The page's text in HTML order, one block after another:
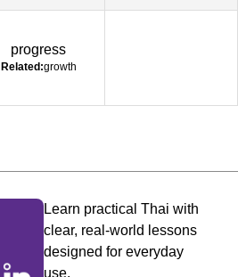
progress
Related:growth
Learn practical Thai with
clear, real-world lessons
designed for everyday
use.